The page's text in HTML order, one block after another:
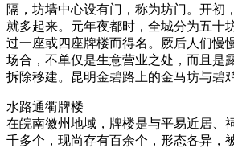
隔，坊墙中心设有门，称为坊门。开初
就多起来。元年夜都时，全城分为五十
过一座或四座牌楼而得名。厥后人们慢
场合，不单仅是生意营业之处，而且是
拆除移建。昆明金碧路上的金马坊与碧
水路通衢牌楼
在皖南徽州地域，牌楼是与平易近居、
千多个，现尚存有百余个，形态各异，